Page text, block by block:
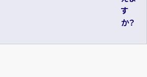
す
か？